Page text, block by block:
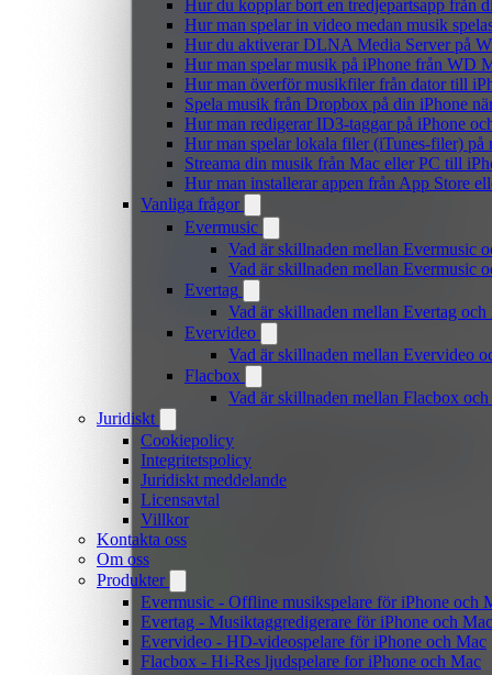
Hur du kopplar bort en tredjepartsapp från
Hur man spelar in video medan musik
Hur du aktiverar DLNA Media Server på
Hur man spelar musik på iPhone från WD
Hur man överför musikfiler från dator till
Spela musik från Dropbox på din iPhone
Hur man redigerar ID3-taggar på iPhone
Hur man spelar lokala filer (iTunes-filer) på
Streama din musik från Mac eller PC till
Hur man installerar appen från App Store
Vanliga frågor
Evermusic
Vad är skillnaden mellan Evermusic
Vad är skillnaden mellan Evermusic
Evertag
Vad är skillnaden mellan Evertag
Evervideo
Vad är skillnaden mellan Evervideo
Flacbox
Vad är skillnaden mellan Flacbox
Juridiskt
Cookiepolicy
Integritetspolicy
Juridiskt meddelande
Licensavtal
Villkor
Kontakta oss
Om oss
Produkter
Evermusic - Offline musikspelare för iPhone och
Evertag - Musiktaggredigerare för iPhone och Mac
Evervideo - HD-videospelare för iPhone och Mac
Flacbox - Hi-Res ljudspelare for iPhone och Mac